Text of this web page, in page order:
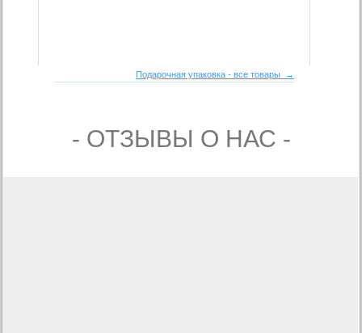
Подарочная упаковка - все товары →
- ОТЗЫВЫ О НАС -